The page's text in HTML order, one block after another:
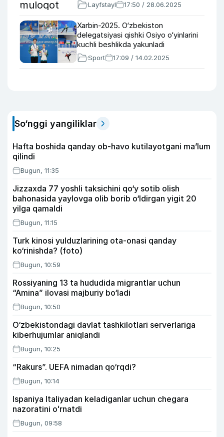
Layfstayl 17:50 / 28.06.2025
Xarbin-2025. O‘zbekiston
delegatsiyasi qishki Osiyo o‘yinlarini
kuchli beshlikda yakunladi
Sport 17:09 / 14.02.2025
So‘nggi yangiliklar
Hafta boshida qanday ob-havo kutilayotgani ma’lum
qilindi
Bugun, 11:35
Jizzaxda 77 yoshli taksichini qo‘y sotib olish
bahonasida yaylovga olib borib o‘ldirgan yigit 20
yilga qamaldi
Bugun, 11:15
Turk kinosi yulduzlarining ota-onasi qanday
ko‘rinishda? (foto)
Bugun, 10:59
Rossiyaning 13 ta hududida migrantlar uchun
“Amina” ilovasi majburiy bo‘ladi
Bugun, 10:50
O‘zbekistondagi davlat tashkilotlari serverlariga
kiberhujumlar aniqlandi
Bugun, 10:25
“Rakurs”. UEFA nimadan qo‘rqdi?
Bugun, 10:14
Ispaniya Italiyadan keladiganlar uchun chegara
nazoratini oʻrnatdi
Bugun, 09:58